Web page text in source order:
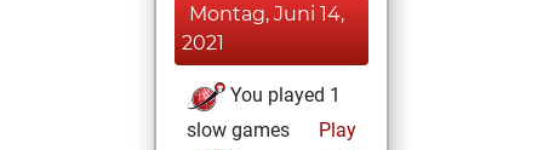
Montag, Juni 14,
2021
You played 1
slow games
Play